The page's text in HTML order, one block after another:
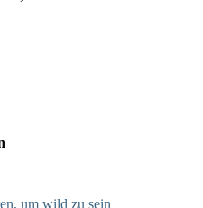
um wild zu sein